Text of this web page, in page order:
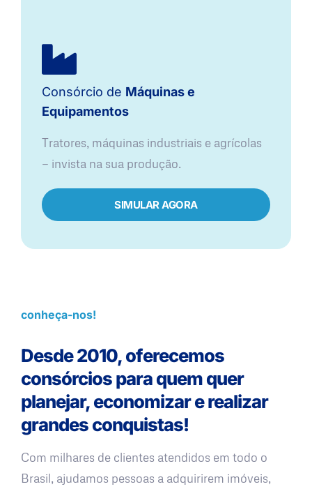
Consórcio de Máquinas e
Equipamentos
Tratores, máquinas industriais e agrícolas
— invista na sua produção.
SIMULAR AGORA
conheça-nos!
Desde 2010, oferecemos
consórcios para quem quer
planejar, economizar e realizar
grandes conquistas!
Com milhares de clientes atendidos em todo o
Brasil, ajudamos pessoas a adquirirem imóveis,